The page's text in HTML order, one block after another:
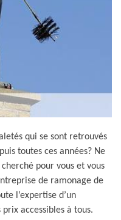
qui se sont retrouvés
toutes ces années? Ne
pour vous et vous
de ramonage de
l’expertise d’un
accessibles à tous.